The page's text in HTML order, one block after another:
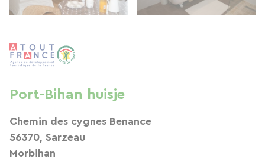
Port-Bihan huisje
Chemin des cygnes Benance
56370, Sarzeau
Morbihan